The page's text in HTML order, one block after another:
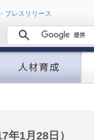
動
プレスリリース
年1月28日）